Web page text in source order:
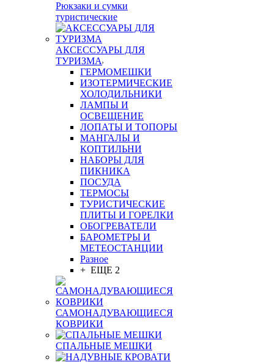
Рюкзаки и сумки
туристические
АКСЕССУАРЫ ДЛЯ
ТУРИЗМА
ГЕРМОМЕШКИ
ИЗОТЕРМИЧЕСКИЕ
ХОЛОДИЛЬНИКИ
ЛАМПЫ И
ОСВЕЩЕНИЕ
ЛОПАТЫ И ТОПОРЫ
МАНГАЛЫ И
КОПТИЛЬНИ
НАБОРЫ ДЛЯ
ПИКНИКА
ПОСУДА
ТЕРМОСЫ
ТУРИСТИЧЕСКИЕ
ПЛИТЫ И ГОРЕЛКИ
ОБОГРЕВАТЕЛИ
БАРОМЕТРЫ И
МЕТЕОСТАНЦИИ
Разное
+ ЕЩЕ 2
САМОНАДУВАЮЩИЕСЯ
КОВРИКИ
СПАЛЬНЫЕ МЕШКИ